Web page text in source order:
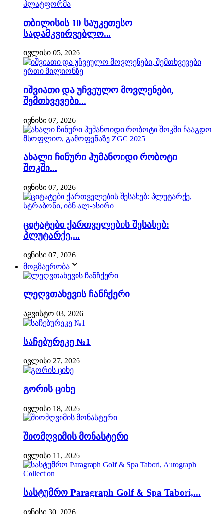
თბილისის 10 საუკეთესო
სადამკვირვებლო...
ივლისი 05, 2026
იშვიათი და უჩვეულო მოვლენები,
შემთხვევები...
ივნისი 07, 2026
ახალი ჩინური ჰუმანოიდი რობოტი
შოკში...
ივნისი 07, 2026
ციტატები ქართველების შესახებ:
პლუტარქე,...
ივნისი 07, 2026
მოგზაურობა
ლეღვთახევის ჩანჩქერი
აგვისტო 03, 2026
საჩებურეკე №1
ივლისი 27, 2026
გორის ციხე
ივლისი 18, 2026
შიომღვიმის მონასტერი
ივლისი 11, 2026
სასტუმრო Paragraph Golf & Spa Tabori,...
ივნისი 30, 2026